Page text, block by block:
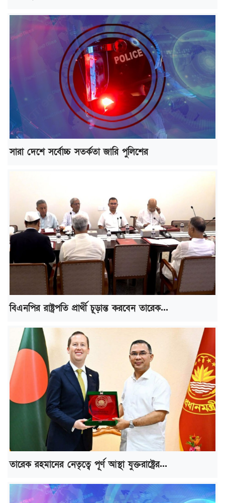
সারা দেশে সর্বোচ্চ সতর্কতা জারি পুলিশের
বিএনপির রাষ্ট্রপতি প্রার্থী চূড়ান্ত করবেন তারেক...
তারেক রহমানের নেতৃত্বে পূর্ণ আস্থা যুক্তরাষ্ট্রের...